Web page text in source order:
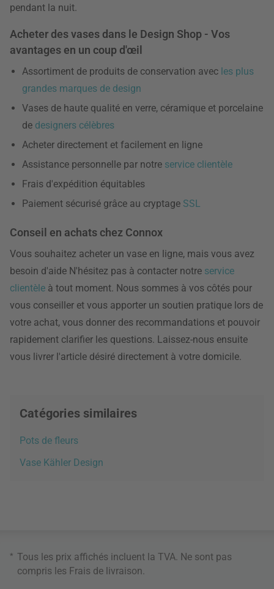
pendant la nuit.
Acheter des vases dans le Design Shop - Vos
avantages en un coup d'œil
Assortiment de produits de conservation avec les plus
grandes marques de design
Vases de haute qualité en verre, céramique et porcelaine
de designers célèbres
Acheter directement et facilement en ligne
Assistance personnelle par notre service clientèle
Frais d'expédition équitables
Paiement sécurisé grâce au cryptage SSL
Conseil en achats chez Connox
Vous souhaitez acheter un vase en ligne, mais vous avez
besoin d'aide N'hésitez pas à contacter notre service
clientèle à tout moment. Nous sommes à vos côtés pour
vous conseiller et vous apporter un soutien pratique lors de
votre achat, vous donner des recommandations et pouvoir
rapidement clarifier les questions. Laissez-nous ensuite
vous livrer l'article désiré directement à votre domicile.
Catégories similaires
Pots de fleurs
Vase Kähler Design
* Tous les prix affichés incluent la TVA. Ne sont pas
compris les Frais de livraison.